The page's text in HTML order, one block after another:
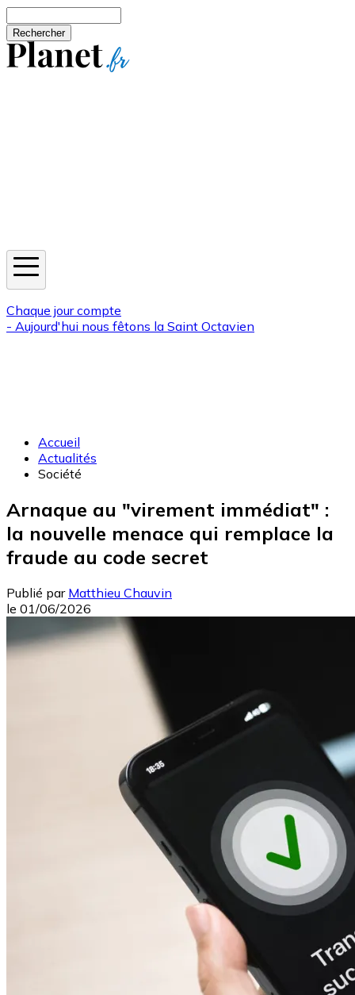
Chaque jour compte
- Aujourd'hui nous fêtons la Saint Octavien
Accueil
Actualités
Société
Arnaque au "virement immédiat" :
la nouvelle menace qui remplace la
fraude au code secret
Publié par Matthieu Chauvin
le 01/06/2026